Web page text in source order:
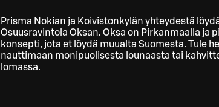
Prisma Nokian ja Koivistonkylän yhteydestä
Osuusravintola Oksan. Oksa on Pirkanmaalla ja
konsepti, jota et löydä muualta Suomesta. Tule
nauttimaan monipuolisesta lounaasta tai
lomassa.